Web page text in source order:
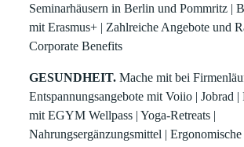
Seminarhäusern in Berlin und Pommritz |
mit Erasmus+ | Zahlreiche Angebote und
Corporate Benefits
GESUNDHEIT. Mache mit bei
Entspannungsangebote mit Voiio | Jobrad |
mit EGYM Wellpass | Yoga-Retreats |
Nahrungsergänzungsmittel | Ergonomische